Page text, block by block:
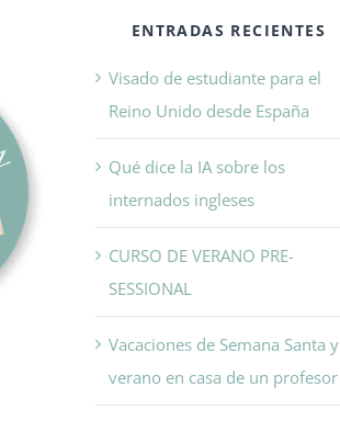
ENTRADAS RECIENTES
Visado de estudiante para el
Reino Unido desde España
Qué dice la IA sobre los
internados ingleses
CURSO DE VERANO PRE-
SESSIONAL
Vacaciones de Semana Santa y
verano en casa de un profesor